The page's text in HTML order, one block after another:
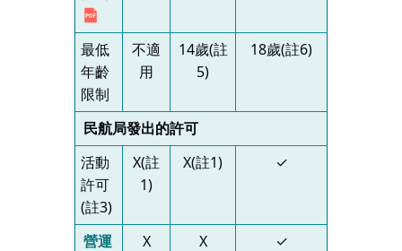
最低
年齡
限制
不適
用
14歲(註
5)
18歲(註6)
民航局發出的許可
活動
許可
(註3)
X(註
1)
X(註1) ✓
營運
X X ✓